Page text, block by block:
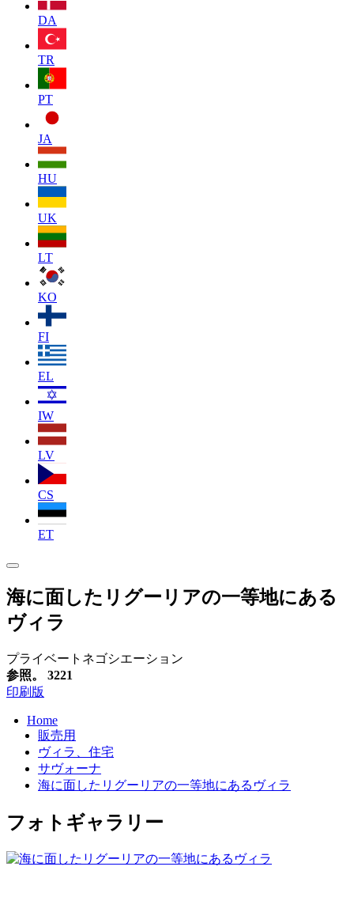
DA
TR
PT
JA
HU
UK
LT
KO
FI
EL
IW
LV
CS
ET
海に面したリグーリアの一等地にある
ヴィラ
プライベートネゴシエーション
参照。 3221
印刷版
Home
販売用
ヴィラ、住宅
サヴォーナ
海に面したリグーリアの一等地にあるヴィラ
フォトギャラリー